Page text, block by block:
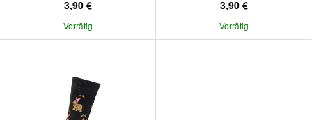
3,90 €
Vorrätig
3,90 €
Vorrätig